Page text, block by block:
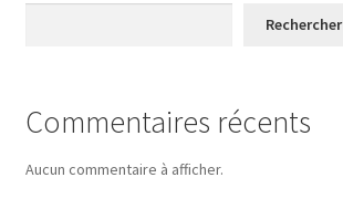
Rechercher
Commentaires récents
Aucun commentaire à afficher.